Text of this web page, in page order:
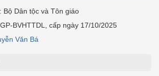
Bộ Dân tộc và Tôn giáo
BVHTTDL, cấp ngày 17/10/2025
Văn Bá